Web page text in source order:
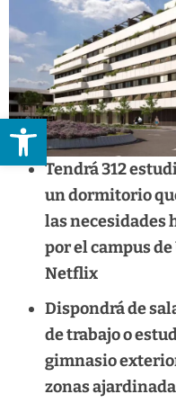
Abrir barra
Tendrá 312
un dormitorio
las necesidades
por el campus
Netflix
Dispondrá de
de trabajo o
gimnasio
zonas